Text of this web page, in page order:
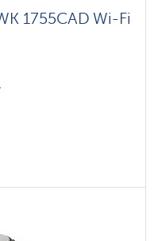
1755CAD Wi-Fi